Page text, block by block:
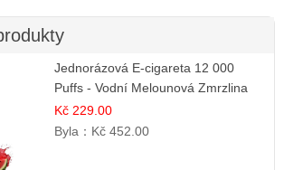
Jednorázová E-cigareta 12 000
Puffs - Vodní Melounová Zmrzlina
Kč 229.00
Byla： Kč 452.00